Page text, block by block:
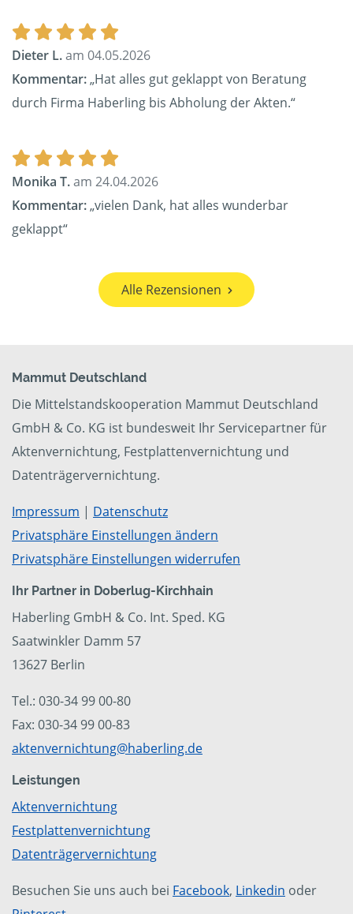
Dieter L.am 04.05.2026
Kommentar:„Hat alles gut geklappt von Beratung
durch Firma Haberling bis Abholung der Akten.“
Monika T.am 24.04.2026
Kommentar:„vielen Dank, hat alles wunderbar
geklappt“
Alle Rezensionen
Mammut Deutschland
Die Mittelstandskooperation Mammut Deutschland
GmbH & Co. KG ist bundesweit Ihr Servicepartner für
Aktenvernichtung, Festplattenvernichtung und
Datenträgervernichtung.
Impressum | Datenschutz
Privatsphäre Einstellungen ändern
Privatsphäre Einstellungen widerrufen
Ihr Partner in Doberlug-Kirchhain
Haberling GmbH & Co. Int. Sped. KG
Saatwinkler Damm 57
13627 Berlin
Tel.: 030-34 99 00-80
Fax: 030-34 99 00-83
aktenvernichtung@haberling.de
Leistungen
Aktenvernichtung
Festplattenvernichtung
Datenträgervernichtung
Besuchen Sie uns auch bei Facebook, Linkedin oder